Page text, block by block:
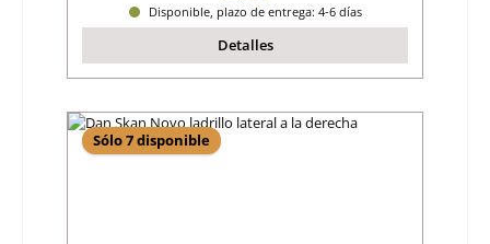
Disponible, plazo de entrega: 4-6 días
Detalles
Sólo 7 disponible